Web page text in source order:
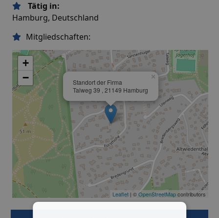
Tätig in:
Hamburg, Deutschland
Mitgliedschaften:
Standort der Firma
Talweg 39 , 21149 Hamburg
×
+
−
Leaflet | ©OpenStreetMapcontributors